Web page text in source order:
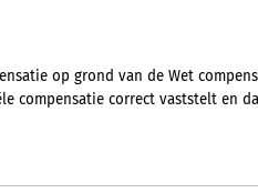
op grond van de Wet
compensatie correct vaststelt en